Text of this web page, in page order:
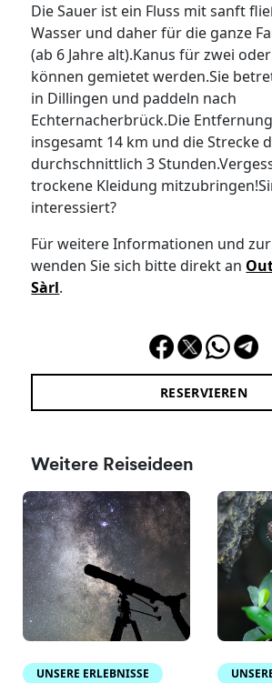
Die Sauer ist ein Fluss mit sanft
Wasser und daher für die ganze
(ab 6 Jahre alt).Kanus für zwei
können gemietet werden.Sie
in Dillingen und paddeln nach
Echternacherbrück.Die
insgesamt 14 km und die Strecke
durchschnittlich 3
trockene Kleidung
interessiert?
Für weitere Informationen und
wenden Sie sich bitte direkt an
Sàrl.
RESERVIEREN
Weitere Reiseideen
UNSERE ERLEBNISSE